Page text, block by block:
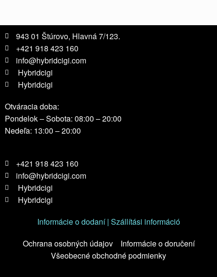
943 01 Štúrovo, Hlavná 7/123.
+421 918 423 160
info@hybridcigi.com
Hybridcigi
Hybridcigi
Otváracia doba:
Pondelok – Sobota: 08:00 – 20:00
Nedeľa: 13:00 – 20:00
+421 918 423 160
info@hybridcigi.com
Hybridcigi
Hybridcigi
Informácie o dodaní | Szállítási információ
Ochrana osobných údajov
Informácie o doručení
Všeobecné obchodné podmienky